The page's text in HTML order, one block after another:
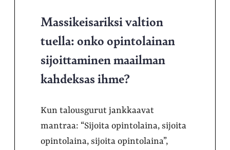
Massikeisariksi valtion
tuella: onko opintolainan
sijoittaminen maailman
kahdeksas ihme?
Kun talousgurut jankkaavat
mantraa: “Sijoita opintolaina, sijoita
opintolaina, sijoita opintolaina”,